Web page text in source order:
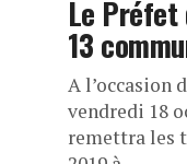
Le Préfet
13
A l’occasion
vendredi 18
remettra les